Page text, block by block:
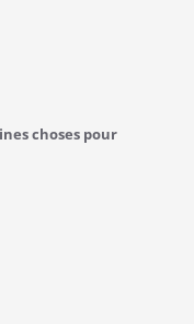
choses pour